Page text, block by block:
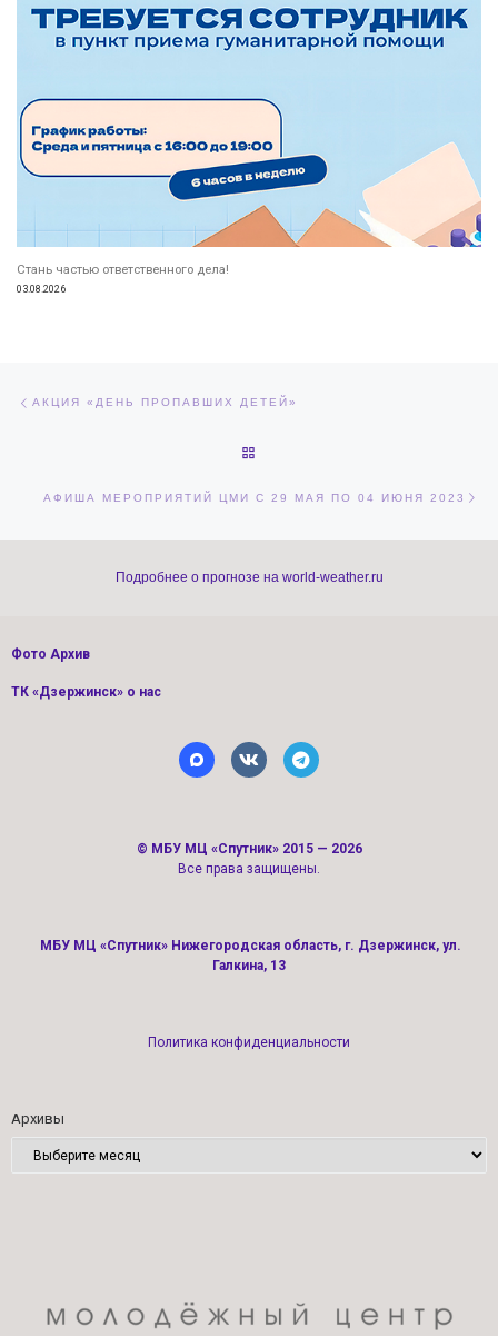
Стань частью ответственного дела!
03.08.2026
АКЦИЯ «ДЕНЬ ПРОПАВШИХ ДЕТЕЙ»
АФИША МЕРОПРИЯТИЙ ЦМИ С 29 МАЯ ПО 04 ИЮНЯ 2023
Подробнее о прогнозе на world-weather.ru
Фото Архив
ТК «Дзержинск» о нас
© МБУ МЦ «Спутник» 2015 — 2026
Все права защищены.
МБУ МЦ «Спутник» Нижегородская область, г. Дзержинск, ул.
Галкина, 13
Политика конфиденциальности
Архивы